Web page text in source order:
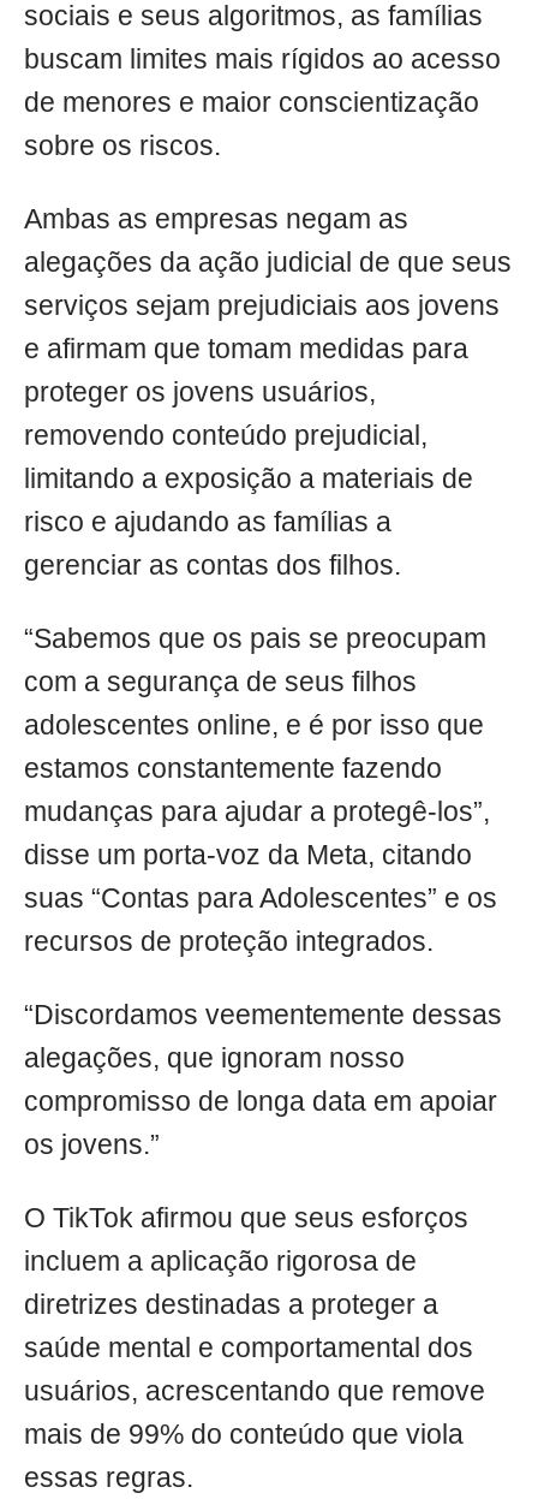
sociais e seus algoritmos, as famílias
buscam limites mais rígidos ao acesso
de menores e maior conscientização
sobre os riscos.
Ambas as empresas negam as
alegações da ação judicial de que seus
serviços sejam prejudiciais aos jovens
e afirmam que tomam medidas para
proteger os jovens usuários,
removendo conteúdo prejudicial,
limitando a exposição a materiais de
risco e ajudando as famílias a
gerenciar as contas dos filhos.
“Sabemos que os pais se preocupam
com a segurança de seus filhos
adolescentes online, e é por isso que
estamos constantemente fazendo
mudanças para ajudar a protegê-los”,
disse um porta-voz da Meta, citando
suas “Contas para Adolescentes” e os
recursos de proteção integrados.
“Discordamos veementemente dessas
alegações, que ignoram nosso
compromisso de longa data em apoiar
os jovens.”
O TikTok afirmou que seus esforços
incluem a aplicação rigorosa de
diretrizes destinadas a proteger a
saúde mental e comportamental dos
usuários, acrescentando que remove
mais de 99% do conteúdo que viola
essas regras.